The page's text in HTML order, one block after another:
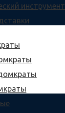
инструмент